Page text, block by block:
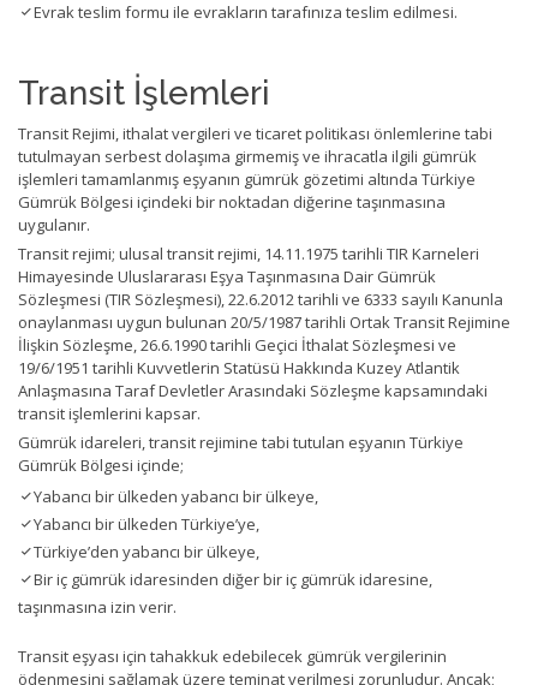
Evrak teslim formu ile evrakların tarafınıza teslim edilmesi.
Transit İşlemleri
Transit Rejimi, ithalat vergileri ve ticaret politikası önlemlerine tabi
tutulmayan serbest dolaşıma girmemiş ve ihracatla ilgili gümrük
işlemleri tamamlanmış eşyanın gümrük gözetimi altında Türkiye
Gümrük Bölgesi içindeki bir noktadan diğerine taşınmasına
uygulanır.
Transit rejimi; ulusal transit rejimi, 14.11.1975 tarihli TIR Karneleri
Himayesinde Uluslararası Eşya Taşınmasına Dair Gümrük
Sözleşmesi (TIR Sözleşmesi), 22.6.2012 tarihli ve 6333 sayılı Kanunla
onaylanması uygun bulunan 20/5/1987 tarihli Ortak Transit Rejimine
İlişkin Sözleşme, 26.6.1990 tarihli Geçici İthalat Sözleşmesi ve
19/6/1951 tarihli Kuvvetlerin Statüsü Hakkında Kuzey Atlantik
Anlaşmasına Taraf Devletler Arasındaki Sözleşme kapsamındaki
transit işlemlerini kapsar.
Gümrük idareleri, transit rejimine tabi tutulan eşyanın Türkiye
Gümrük Bölgesi içinde;
Yabancı bir ülkeden yabancı bir ülkeye,
Yabancı bir ülkeden Türkiye’ye,
Türkiye’den yabancı bir ülkeye,
Bir iç gümrük idaresinden diğer bir iç gümrük idaresine,
taşınmasına izin verir.
Transit eşyası için tahakkuk edebilecek gümrük vergilerinin
ödenmesini sağlamak üzere teminat verilmesi zorunludur. Ancak;